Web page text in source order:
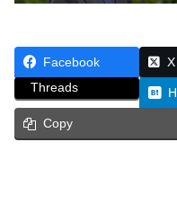
Facebook X
Threads
Copy